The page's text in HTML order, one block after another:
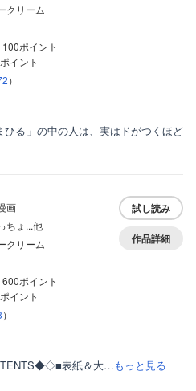
クリーム
ポイント
イント
）
る」の中の人は、実はドがつくほど
画
ちょ...他
クリーム
ポイント
イント
）
試し読み
作品詳細
表紙＆大…もっと見る